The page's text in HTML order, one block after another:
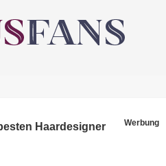
Haardesigner
Werbung